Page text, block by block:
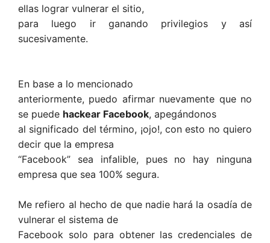
ellas lograr vulnerar el sitio,
para luego ir ganando privilegios y así
sucesivamente.
En base a lo mencionado
anteriormente, puedo afirmar nuevamente que no
se puede hackear Facebook, apegándonos
al significado del término, ¡ojo!, con esto no quiero
decir que la empresa
“Facebook” sea infalible, pues no hay ninguna
empresa que sea 100% segura.
Me refiero al hecho de que nadie hará la osadía de
vulnerar el sistema de
Facebook solo para obtener las credenciales de